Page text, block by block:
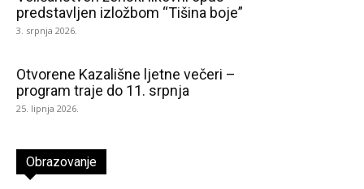
predstavljen izložbom “Tišina boje”
3. srpnja 2026.
Otvorene Kazališne ljetne večeri –
program traje do 11. srpnja
25. lipnja 2026.
Obrazovanje